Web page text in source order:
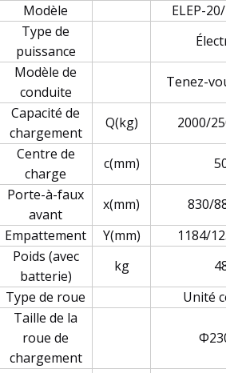
Modèle
ELEP-20/
Type de
puissance
Modèle de
conduite
Tenez-vous
Capacité de
chargement
Q(kg)
2000/
Centre de
charge
c(mm)
500
Porte-à-faux
avant
x(mm)
830/
Empattement
Y(mm)
1184/
Poids (avec
batterie)
kg
480
Type de roue
Unité
Taille de la
roue de
chargement